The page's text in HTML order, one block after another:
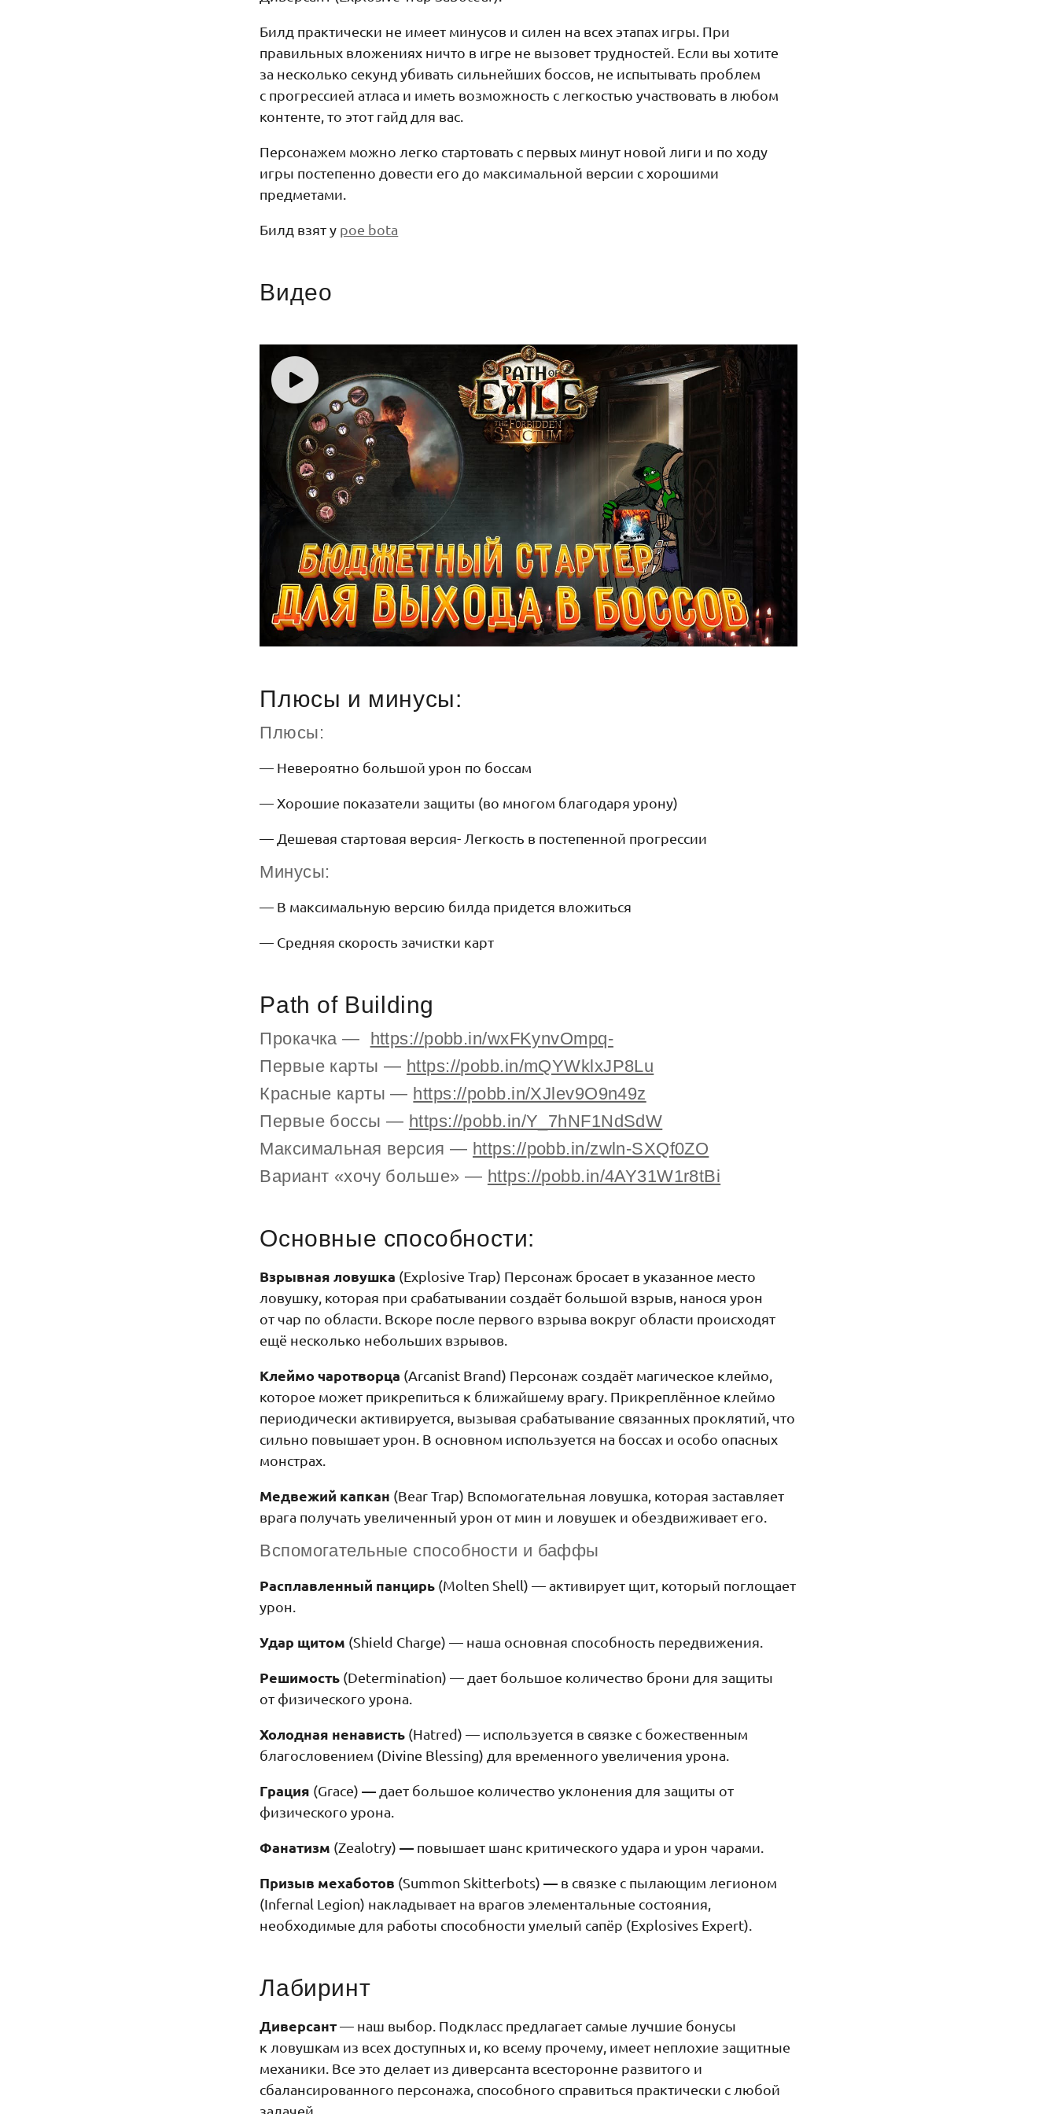
Билд практически не имеет минусов и силен на всех этапах игры. При
правильных вложениях ничто в игре не вызовет трудностей. Если вы хотите
за несколько секунд убивать сильнейших боссов, не испытывать проблем
с прогрессией атласа и иметь возможность с легкостью участвовать в любом
контенте, то этот гайд для вас.
Персонажем можно легко стартовать с первых минут новой лиги и по ходу
игры постепенно довести его до максимальной версии с хорошими
предметами.
Билд взят у poe bota
Видео
Плюсы и минусы:
Плюсы:
— Невероятно большой урон по боссам
— Хорошие показатели защиты (во многом благодаря урону)
— Дешевая стартовая версия- Легкость в постепенной прогрессии
Минусы:
— В максимальную версию билда придется вложиться
— Средняя скорость зачистки карт
Path of Building
Прокачка — https://pobb.in/wxFKynvOmpq-
Первые карты — https://pobb.in/mQYWklxJP8Lu
Красные карты — https://pobb.in/XJlev9O9n49z
Первые боссы — https://pobb.in/Y_7hNF1NdSdW
Максимальная версия — https://pobb.in/zwln-SXQf0ZO
Вариант «хочу больше» — https://pobb.in/4AY31W1r8tBi
Основные способности:
Взрывная ловушка (Explosive Trap) Персонаж бросает в указанное место
ловушку, которая при срабатывании создаёт большой взрыв, нанося урон
от чар по области. Вскоре после первого взрыва вокруг области происходят
ещё несколько небольших взрывов.
Клеймо чаротворца (Arcanist Brand) Персонаж создаёт магическое клеймо,
которое может прикрепиться к ближайшему врагу. Прикреплённое клеймо
периодически активируется, вызывая срабатывание связанных проклятий, что
сильно повышает урон. В основном используется на боссах и особо опасных
монстрах.
Медвежий капкан (Bear Trap) Вспомогательная ловушка, которая заставляет
врага получать увеличенный урон от мин и ловушек и обездвиживает его.
Вспомогательные способности и баффы
Расплавленный панцирь (Molten Shell) — активирует щит, который поглощает
урон.
Удар щитом (Shield Charge) — наша основная способность передвижения.
Решимость (Determination) — дает большое количество брони для защиты
от физического урона.
Холодная ненависть (Hatred) — используется в связке с божественным
благословением (Divine Blessing) для временного увеличения урона.
Грация (Grace) — дает большое количество уклонения для защиты от
физического урона.
Фанатизм (Zealotry) — повышает шанс критического удара и урон чарами.
Призыв мехаботов (Summon Skitterbots) — в связке с пылающим легионом
(Infernal Legion) накладывает на врагов элементальные состояния,
необходимые для работы способности умелый сапёр (Explosives Expert).
Лабиринт
Диверсант— наш выбор. Подкласс предлагает самые лучшие бонусы
к ловушкам из всех доступных и, ко всему прочему, имеет неплохие защитные
механики. Все это делает из диверсанта всесторонне развитого и
сбалансированного персонажа, способного справиться практически с любой